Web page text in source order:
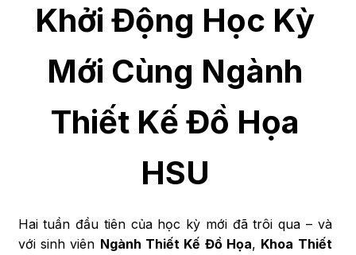
Khởi Động Học Kỳ
Mới Cùng Ngành
Thiết Kế Đồ Họa
HSU
Hai tuần đầu tiên của học kỳ mới đã trôi qua – và
với sinh viên Ngành Thiết Kế Đồ Họa, Khoa Thiết